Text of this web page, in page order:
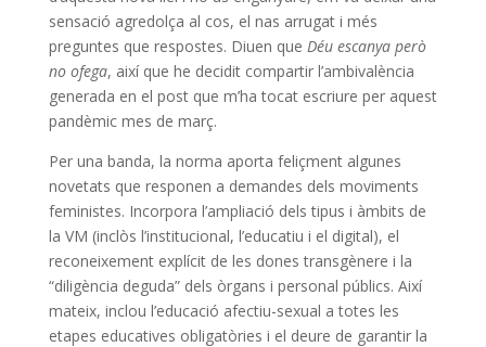
sensació agredolça al cos, el nas arrugat i més
preguntes que respostes. Diuen que Déu escanya però
no ofega, així que he decidit compartir l’ambivalència
generada en el post que m’ha tocat escriure per aquest
pandèmic mes de març.
Per una banda, la norma aporta feliçment algunes
novetats que responen a demandes dels moviments
feministes. Incorpora l’ampliació dels tipus i àmbits de
la VM (inclòs l’institucional, l’educatiu i el digital), el
reconeixement explícit de les dones transgènere i la
“diligència deguda” dels òrgans i personal públics. Així
mateix, inclou l’educació afectiu-sexual a totes les
etapes educatives obligatòries i el deure de garantir la